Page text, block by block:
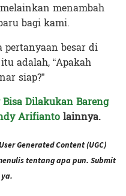
menambah
bagi kami.
besar di
adalah, “Apakah
siap?”
Dilakukan Bareng
Arifiantolainnya.
Generated Content (UGC)
tentang apa pun. Submit
ya.